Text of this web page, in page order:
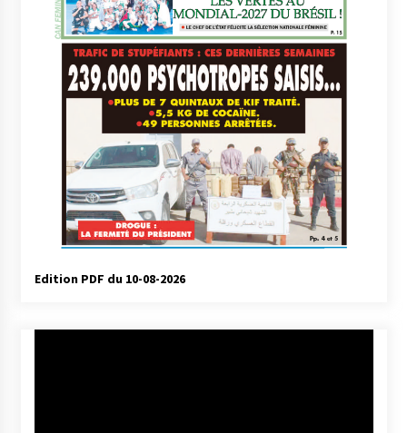
Edition PDF du 10-08-2026